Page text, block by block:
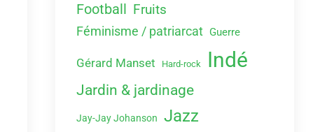
Football Fruits
Féminisme / patriarcat Guerre
Gérard Manset Hard-rock Indé
Jardin & jardinage
Jay-Jay Johanson Jazz